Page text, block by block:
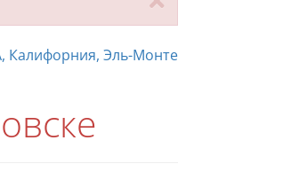
Калифорния, Эль-Монте